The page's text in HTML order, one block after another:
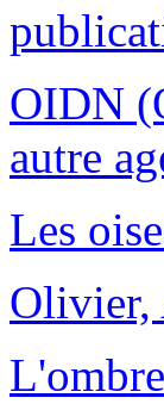
OIDN
autre
Les
Olivier,